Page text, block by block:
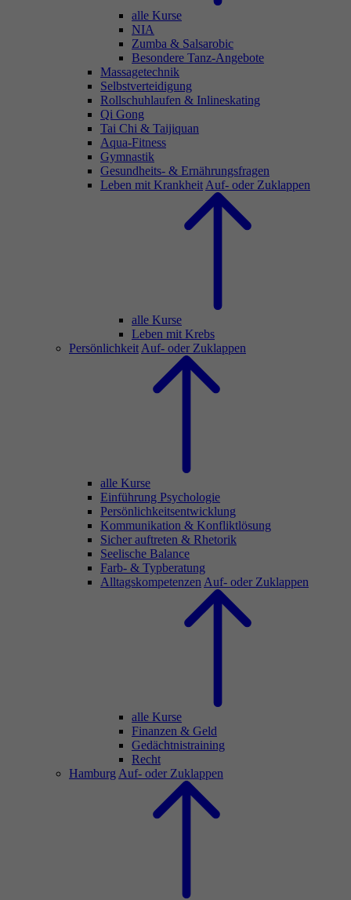
alle Kurse
NIA
Zumba & Salsarobic
Besondere Tanz-Angebote
Massagetechnik
Selbstverteidigung
Rollschuhlaufen & Inlineskating
Qi Gong
Tai Chi & Taijiquan
Aqua-Fitness
Gymnastik
Gesundheits- & Ernährungsfragen
Leben mit Krankheit Auf- oder Zuklappen
alle Kurse
Leben mit Krebs
Persönlichkeit Auf- oder Zuklappen
alle Kurse
Einführung Psychologie
Persönlichkeitsentwicklung
Kommunikation & Konfliktlösung
Sicher auftreten & Rhetorik
Seelische Balance
Farb- & Typberatung
Alltagskompetenzen Auf- oder Zuklappen
alle Kurse
Finanzen & Geld
Gedächtnistraining
Recht
Hamburg Auf- oder Zuklappen